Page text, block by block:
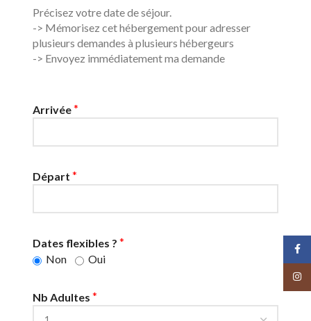
Précisez votre date de séjour.
-> Mémorisez cet hébergement pour adresser
plusieurs demandes à plusieurs hébergeurs
-> Envoyez immédiatement ma demande
Arrivée*
Départ *
Dates flexibles ? *
Non
Oui
Nb Adultes *